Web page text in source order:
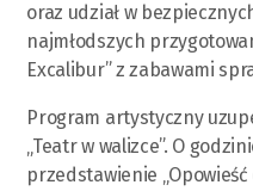
oraz udział w
najmłodszych
Excalibur” z zabawami
Program artystyczny
„Teatr w walizce”. O
przedstawienie